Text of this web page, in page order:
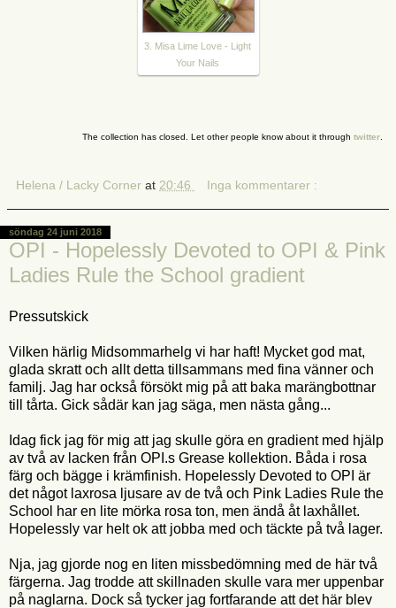
3. Misa Lime Love - Light
Your Nails
The collection has closed. Let other people know about it through twitter
Helena / Lacky Corner at 20:46 Inga kommentarer :
söndag 24 juni 2018
OPI - Hopelessly Devoted to OPI & Pink
Ladies Rule the School gradient
Pressutskick
Vilken härlig Midsommarhelg vi har haft! Mycket god mat,
glada skratt och allt detta tillsammans med fina vänner och
familj. Jag har också försökt mig på att baka marängbottnar
till tårta. Gick sådär kan jag säga, men nästa gång...
Idag fick jag för mig att jag skulle göra en gradient med hjälp
av två av lacken från OPI.s Grease kollektion. Båda i rosa
färg och bägge i krämfinish. Hopelessly Devoted to OPI är
det något laxrosa ljusare av de två och Pink Ladies Rule the
School har en lite mörka rosa ton, men ändå åt laxhållet.
Hopelessly var helt ok att jobba med och täckte på två lager.
Nja, jag gjorde nog en liten missbedömning med de här två
färgerna. Jag trodde att skillnaden skulle vara mer uppenbar
på naglarna. Dock så tycker jag fortfarande att det här blev